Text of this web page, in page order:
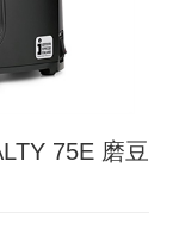
75E 磨豆